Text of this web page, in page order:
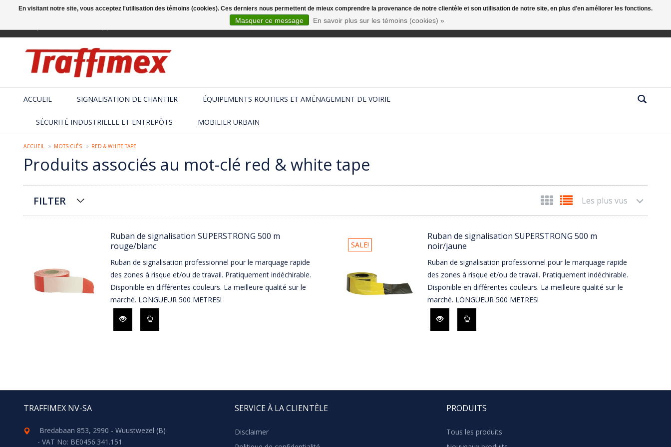
ACCUEIL SIGNALISATION DE CHANTIER ÉQUIPEMENTS ROUTIERS ET AMÉNAGEMENT DE VOIRIE
SÉCURITÉ INDUSTRIELLE ET ENTREPÔTS MOBILIER URBAIN
ACCUEIL MOTS-CLÉS RED & WHITE TAPE
Produits associés au mot-clé red & white tape
FILTER Les plus vus
Ruban de signalisation SUPERSTRONG 500 m
rouge/blanc
Ruban de signalisation professionnel pour le marquage rapide
des zones à risque et/ou de travail. Pratiquement indéchirable.
Disponible en différentes couleurs. La meilleure qualité sur le
marché. LONGUEUR 500 METRES!
SALE!
Ruban de signalisation SUPERSTRONG 500 m
noir/jaune
Ruban de signalisation professionnel pour le marquage rapide
des zones à risque et/ou de travail. Pratiquement indéchirable.
Disponible en différentes couleurs. La meilleure qualité sur le
marché. LONGUEUR 500 METRES!
TRAFFIMEX NV-SA
Bredabaan 853, 2990 - Wuustwezel (B)
- VAT No: BE0456.341.151
SERVICE À LA CLIENTÈLE
Disclaimer
PRODUITS
Tous les produits
En visitant notre site, vous acceptez l'utilisation des témoins (cookies). Ces derniers nous permettent de mieux comprendre la provenance de notre clientèle et son utilisation de notre site, en plus d'en améliorer les fonctions.
Masquer ce message En savoir plus sur les témoins (cookies) »